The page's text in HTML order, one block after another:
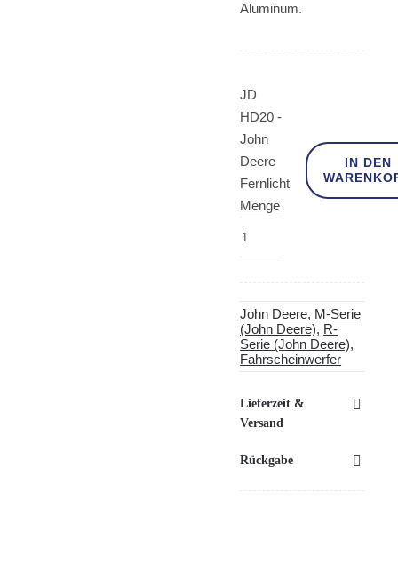
Aluminum.
JD
HD20 -
John
Deere
Fernlicht
Menge
IN DEN
John Deere, M-Serie
(John Deere), R-
Serie (John Deere),
Fahrscheinwerfer
Lieferzeit &
Versand
Rückgabe